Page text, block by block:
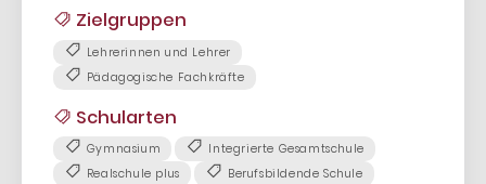
Zielgruppen
Lehrerinnen und Lehrer
Pädagogische Fachkräfte
Schularten
Gymnasium
Integrierte Gesamtschule
Realschule plus
Berufsbildende Schule